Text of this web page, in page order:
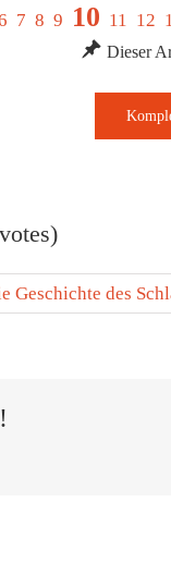
7 8 9 10 11 12
Dieser
Geschichte des